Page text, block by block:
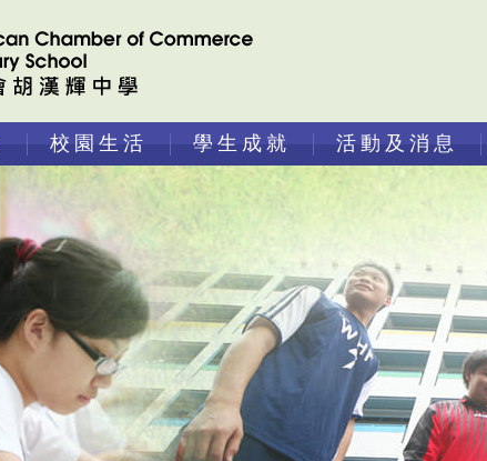
校園生活 學生成就 活動及消息